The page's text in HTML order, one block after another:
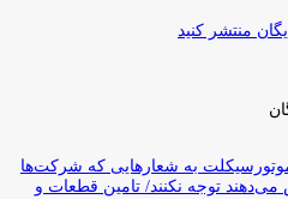
منتشر کنید
به شعارهایی که شرکت‌ها
توجه نکنند/ تامین قطعات و